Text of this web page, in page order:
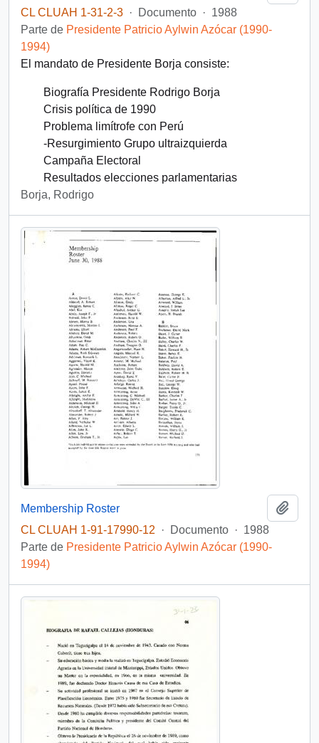
CL CLUAH 1-31-2-3 · Documento · 1988
Parte de Presidente Patricio Aylwin Azócar (1990-
1994)
El mandato de Presidente Borja consiste:
Biografía Presidente Rodrigo Borja
Crisis política de 1990
Problema limítrofe con Perú
-Resurgimiento Grupo ultraizquierda
Campaña Electoral
Resultados elecciones parlamentarias
Borja, Rodrigo
Membership Roster
CL CLUAH 1-91-17990-12
· Documento · 1988
Parte de Presidente Patricio Aylwin Azócar (1990-
1994)